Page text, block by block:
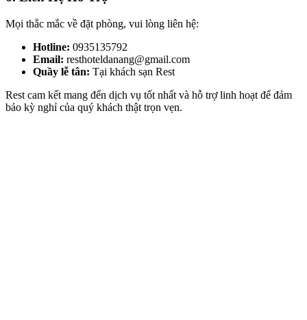
Mọi thắc mắc về đặt phòng, vui lòng liên hệ:
Hotline: 0935135792
Email: resthoteldanang@gmail.com
Quầy lễ tân: Tại khách sạn Rest
Rest cam kết mang đến dịch vụ tốt nhất và hỗ trợ linh hoạt để đảm
bảo kỳ nghỉ của quý khách thật trọn vẹn.